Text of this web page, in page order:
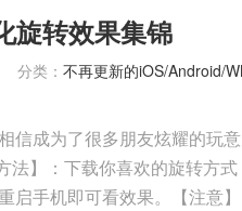
旋转效果集锦
分类： 不再更新的iOS/Android/
信成为了很多朋友炫耀的玩
法】：下载你喜欢的旋转方
启手机即可看效果。【注意